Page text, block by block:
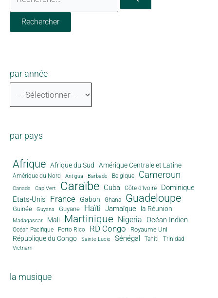
par année
par pays
Afrique Afrique du Sud Amérique Centrale et Latine
Amérique du Nord Antigua Barbade Belgique Cameroun
Canada Cap Vert Caraïbe Cuba Côte d'Ivoire
Dominique
Etats-Unis
France Gabon Ghana Guadeloupe
Guinée Guyana Guyane Haïti Jamaïque la Réunion
Madagascar Mali Martinique Nigeria Océan Indien
Océan Pacifique Porto Rico RD Congo Royaume Uni
République du Congo Sainte Lucie Sénégal Tahiti Trinidad
Vietnam
la musique